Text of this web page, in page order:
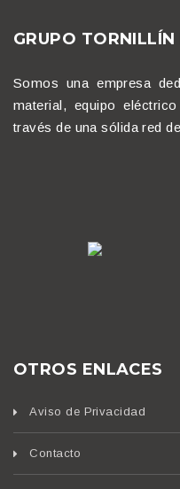
GRUPO TORNILLÍN
Somos una empresa
material, equipo
través de una sólida red
OTROS ENLACES
Aviso de Privacidad
Contacto